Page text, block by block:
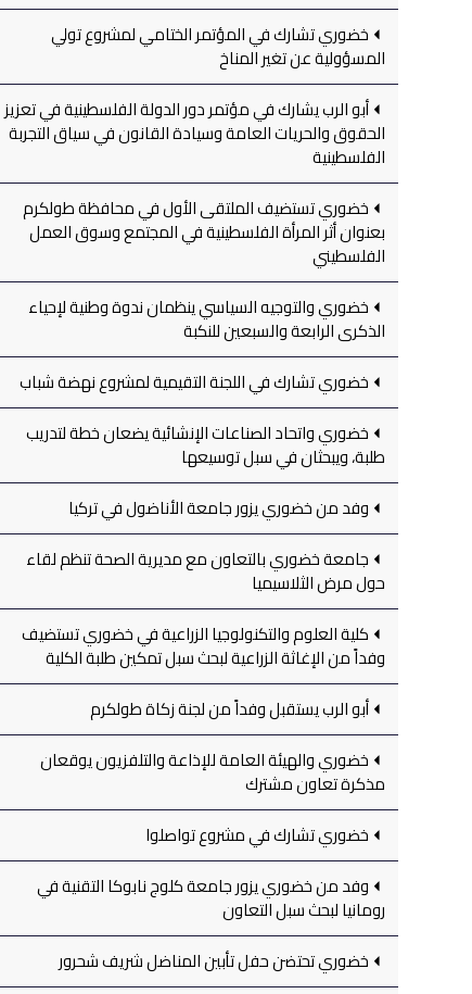
خضوري تشارك في المؤتمر الختامي لمشروع تولي
المسؤولية عن تغير المناخ
أبو الرب يشارك في مؤتمر دور الدولة الفلسطينية في تعزيز
الحقوق والحريات العامة وسيادة القانون في سياق التجربة
الفلسطينية
خضوري تستضيف الملتقى الأول في محافظة طولكرم
بعنوان أثر المرأة الفلسطينية في المجتمع وسوق العمل
الفلسطيني
خضوري والتوجيه السياسي ينظمان ندوة وطنية لإحياء
الذكرى الرابعة والسبعين للنكبة
خضوري تشارك في اللجنة التقيمية لمشروع نهضة شباب
خضوري واتحاد الصناعات الإنشائية يضعان خطة لتدريب
طلبة، ويبحثان في سبل توسيعها
وفد من خضوري يزور جامعة الأناضول في تركيا
جامعة خضوري بالتعاون مع مديرية الصحة تنظم لقاء
حول مرض الثلاسيميا
كلية العلوم والتكنولوجيا الزراعية في خضوري تستضيف
وفداً من الإغاثة الزراعية لبحث سبل تمكين طلبة الكلية
أبو الرب يستقبل وفداً من لجنة زكاة طولكرم
خضوري والهيئة العامة للإذاعة والتلفزيون يوقعان
مذكرة تعاون مشترك
خضوري تشارك في مشروع تواصلوا
وفد من خضوري يزور جامعة كلوج نابوكا التقنية في
رومانيا لبحث سبل التعاون
خضوري تحتضن حفل تأبين المناضل شريف شحرور